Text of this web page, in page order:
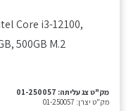
Core i3-12100,
500GB M.2
מק"ט צג עליתה: 01-250057
מק"ט יצרן: 01-250057